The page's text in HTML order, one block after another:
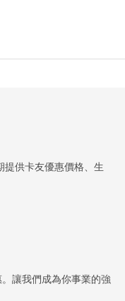
提供卡友優惠價格、生
讓我們成為你事業的強